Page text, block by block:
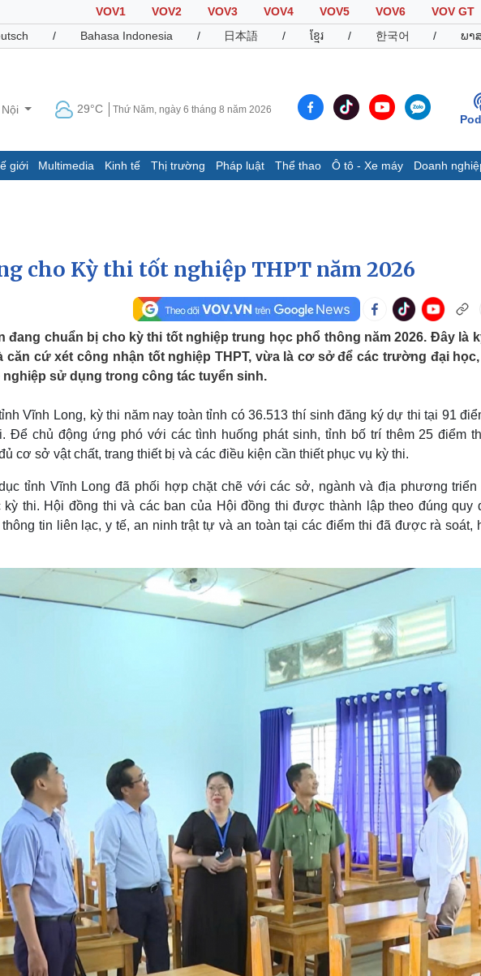
VOV1 VOV2 VOV3 VOV4 VOV5 VOV6
VOV GT
/ Bahasa Indonesia / 日本語 / ខ្មែរ / 한국어 / ພາ
29°C Thứ Năm, ngày 6 tháng 8 năm 2026
giới Multimedia Kinh tế Thị trường Pháp luật Thể thao Ô tô - Xe máy Doanh
ấn VOV
Hồ sơ
Infographic
sự - Quốc phòng
khí
Nam
Thể thao
Bóng đá
Lịch thi đấu bóng đá
Hậu trường
Ô tô - Xe máy
Ô tô
sống
yêu - Gia đình
Văn hóa
Văn học
Âm nhạc
Di sản
Giải trí
Thời trang
Sao Việt
cho Kỳ thi tốt nghiệp THPT năm 2026
đang chuẩn bị cho kỳ thi tốt nghiệp trung học phổ thông năm 2026. Đây là
căn cứ xét công nhận tốt nghiệp THPT, vừa là cơ sở để các trường đại
sử dụng trong công tác tuyển sinh.
Vĩnh Long, kỳ thi năm nay toàn tỉnh có 36.513 thí sinh đăng ký dự thi tại 91
Để chủ động ứng phó với các tình huống phát sinh, tỉnh bố trí thêm 25 điểm
cơ sở vật chất, trang thiết bị và các điều kiện cần thiết phục vụ kỳ thi.
tỉnh Vĩnh Long đã phối hợp chặt chẽ với các sở, ngành và địa phương triển
thi. Hội đồng thi và các ban của Hội đồng thi được thành lập theo đúng quy
tin liên lạc, y tế, an ninh trật tự và an toàn tại các điểm thi đã được rà soát,